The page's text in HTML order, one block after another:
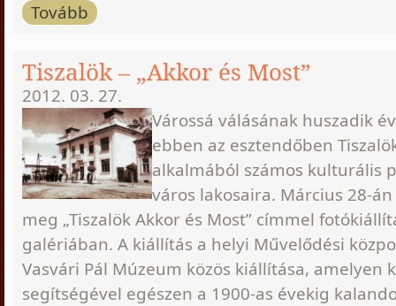
Tovább
Tiszalök – „Akkor és Most”
2012. 03. 27.
Várossá válásának huszadik
ebben az esztendőben
alkalmából számos kulturális
város lakosaira. Március 28-
meg „Tiszalök Akkor és Most” címmel
galériában. A kiállítás a helyi Művelődési
Vasvári Pál Múzeum közös kiállítása, amelyen
segítségével egészen a 1900-as évekig